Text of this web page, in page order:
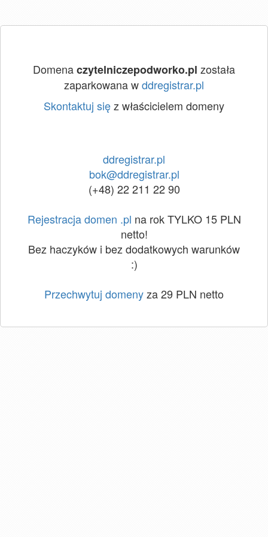
Domenaczytelniczepodworko.pl została
zaparkowana wddregistrar.pl
Skontaktuj sięz właścicielem domeny
ddregistrar.pl
bok@ddregistrar.pl
(+48) 22 211 22 90
Rejestracja domen .pl na rok TYLKO 15 PLN
netto!
Bez haczyków i bez dodatkowych warunków
:)
Przechwytuj domenyza 29 PLN netto